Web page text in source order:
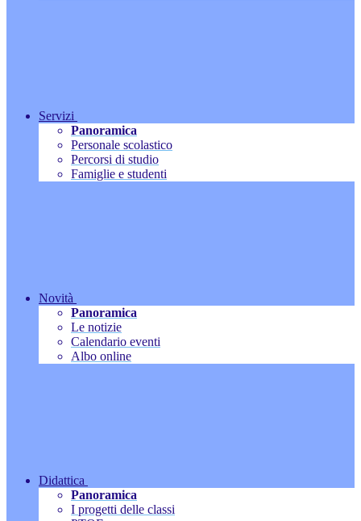
Servizi
Panoramica
Personale scolastico
Percorsi di studio
Famiglie e studenti
Novità
Panoramica
Le notizie
Calendario eventi
Albo online
Didattica
Panoramica
I progetti delle classi